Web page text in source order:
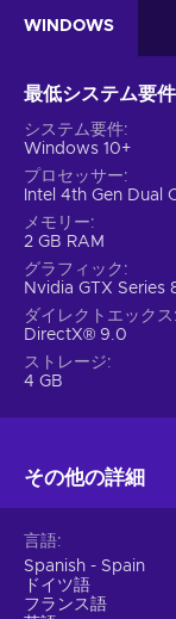
everything
and perseverance
Features
Many immersive
Eighties key!
playing this title for
overcome by
Base building –
Procedural
Singleplayer –
for solo players;
Survival – You
WINDOWS
最低システム要件
システム要件
Windows 10+
プロセッサー
Intel 4th Gen Dual
メモリー
2 GB RAM
グラフィック
Nvidia GTX Series
ダイレクトエックス
DirectX® 9.0
ストレージ
4 GB
その他の詳細
言語
Spanish - Spain
ドイツ語
フランス語